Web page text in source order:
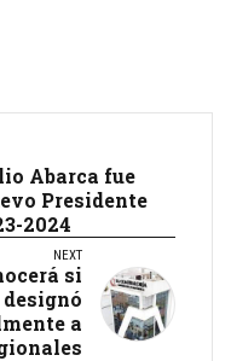
Abarca fue
Presidente
2024
NEXT
si
a